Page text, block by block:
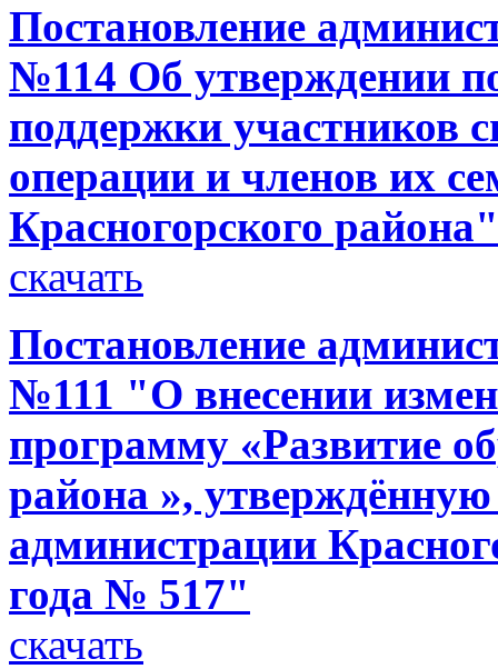
Постановление
№114 Об утверждении
поддержки участников
операции и членов их
Красногорского
скачать
Постановление
№111 "О внесении
программу «Развитие
района »,
администрации
года № 517"
скачать